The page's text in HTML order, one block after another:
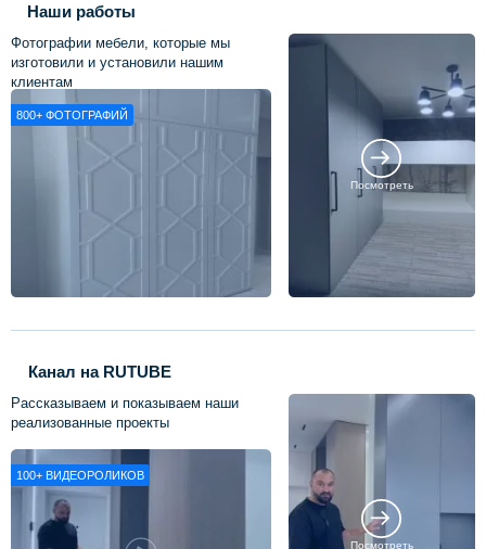
Наши работы
Фотографии мебели, которые мы
изготовили и установили нашим
клиентам
800+ ФОТОГРАФИЙ
Посмотреть
Канал на RUTUBE
Рассказываем и показываем наши
реализованные проекты
100+ ВИДЕОРОЛИКОВ
Посмотреть